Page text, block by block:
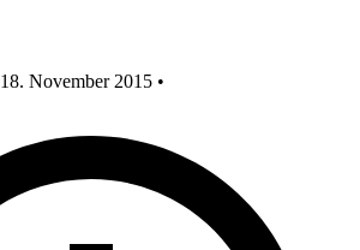
18. November 2015 •